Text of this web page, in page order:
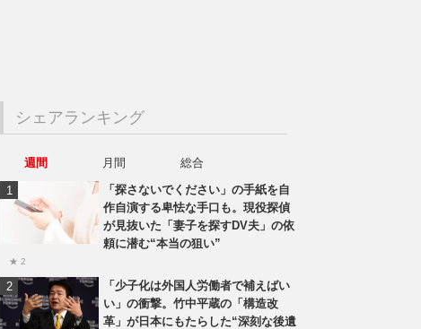
シェアランキング
週間 月間
総合
「探さないでください」の手紙を自
作自演する卑怯な手口も。現役探偵
が見抜いた「妻子を探すDV夫」の依
頼に潜む“本当の狙い”
★ 2
「少子化は外国人労働者で補えばい
い」の衝撃。竹中平蔵の「構造改
革」が日本にもたらした“深刻な後遺